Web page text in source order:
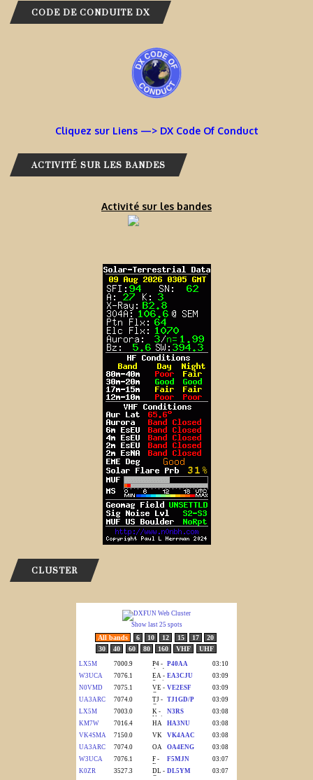
CODE DE CONDUITE DX
Cliquez sur Liens —> DX Code Of Conduct
ACTIVITÉ SUR LES BANDES
Activité sur les bandes
CLUSTER